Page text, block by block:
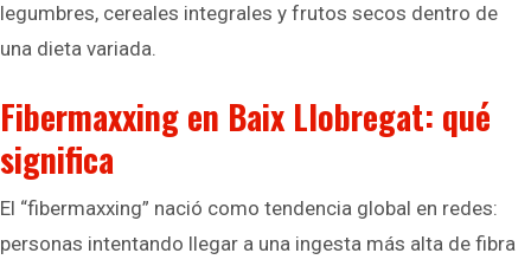
legumbres, cereales integrales y frutos secos dentro de
una dieta variada.
Fibermaxxing en Baix Llobregat: qué
significa
El “fibermaxxing” nació como tendencia global en redes:
personas intentando llegar a una ingesta más alta de fibra